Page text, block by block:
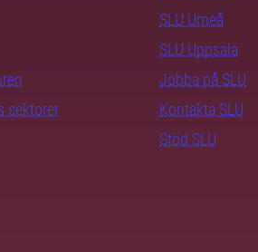
sektorer
SLU Umeå
SLU Uppsala
Jobba på SLU
Kontakta SLU
Stöd SLU